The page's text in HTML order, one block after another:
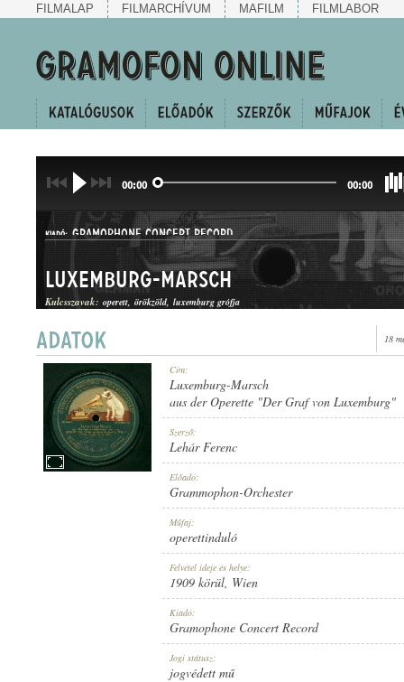
FILMALAP FILMARCHÍVUM MAFILM FILMLABOR
00:00 00:00
GRAMMOPHON-ORCHESTER
KIADÓ: GRAMOPHONE CONCERT RECORD
V.*4-20552
Luxemburg-Marsch
Kulcsszavak: operett örökzöld luxemburg grófja
18
Cím:
Luxemburg-Marsch
aus der Operette "Der Graf von Luxemburg"
Szerző:
Lehár Ferenc
Előadó:
Grammophon-Orchester
Műfaj:
operettinduló
Felvétel ideje és helye:
1909 körül, Wien
Kiadó:
Gramophone Concert Record
Jogi státusz:
jogvédett mű